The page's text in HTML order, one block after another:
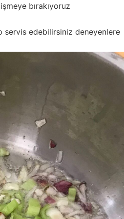
bırakıyoruz
edebilirsiniz deneyenlere